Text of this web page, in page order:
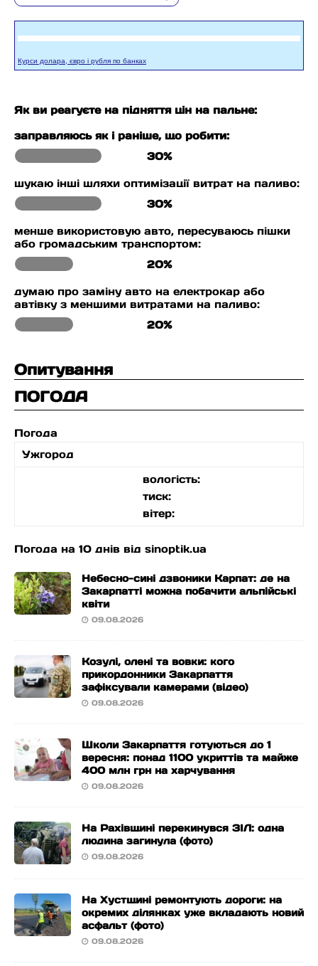
Курси долара, євро і рубля по банках
Як ви реагуєте на підняття цін на пальне:
заправляюсь як і раніше, що робити:
30%
шукаю інші шляхи оптимізації витрат на паливо:
30%
менше використовую авто, пересуваюсь пішки
або громадським транспортом:
20%
думаю про заміну авто на електрокар або
автівку з меншими витратами на паливо:
20%
Опитування
ПОГОДА
Погода
Ужгород
вологість:
тиск:
вітер:
Погода на 10 днів від sinoptik.ua
Небесно-сині дзвоники Карпат: де на
Закарпатті можна побачити альпійські
квіти
09.08.2026
Козулі, олені та вовки: кого
прикордонники Закарпаття
зафіксували камерами (відео)
09.08.2026
Школи Закарпаття готуються до 1
вересня: понад 1100 укриттів та майже
400 млн грн на харчування
09.08.2026
На Рахівщині перекинувся ЗІЛ: одна
людина загинула (фото)
09.08.2026
На Хустщині ремонтують дороги: на
окремих ділянках уже вкладають новий
асфальт (фото)
09.08.2026